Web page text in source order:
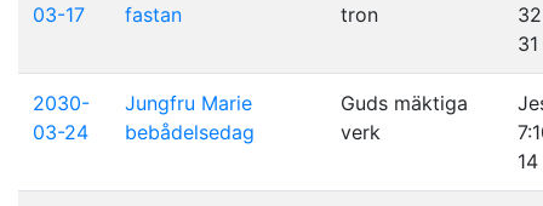
03-17
fastan
tron
31
2030-
03-24
Jungfru Marie
bebådelsedag
Guds mäktiga
verk
14